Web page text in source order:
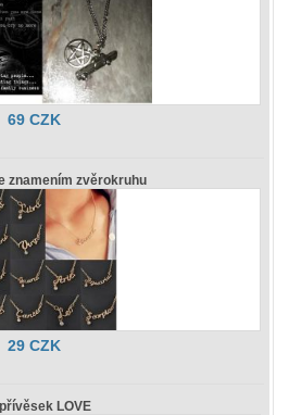
69 CZK
znamením zvěrokruhu
29 CZK
přívěsek LOVE